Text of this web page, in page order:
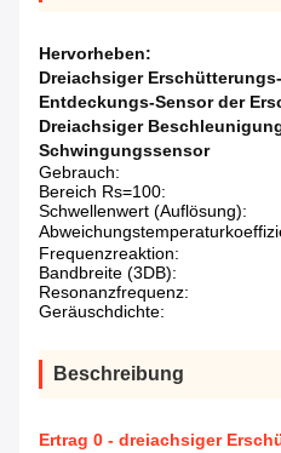
Hervorheben:
Dreiachsiger
Entdeckungs-Sensor der
Dreiachsiger
Schwingungssensor
Gebrauch:
Bereich Rs=100:
Schwellenwert (Auflösung):
Frequenzreaktion:
Bandbreite (3DB):
Resonanzfrequenz:
Geräuschdichte:
Beschreibung
Ertrag 0 - dreiachsiger